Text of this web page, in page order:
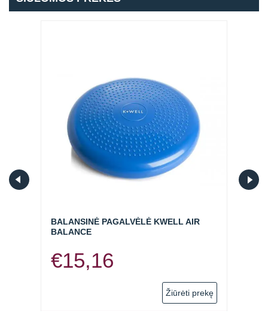
BALANSINĖ PAGALVĖLĖ KWELL AIR
BALANCE
€15,16
Žiūrėti prekę
Prisijungti